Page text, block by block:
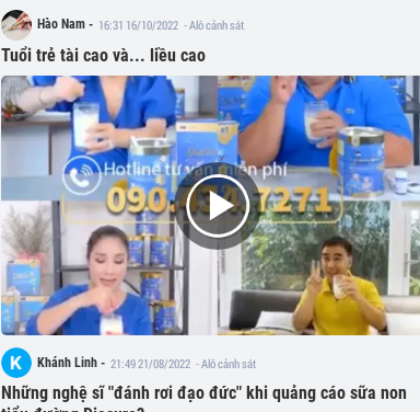
Hào Nam - 16:31 16/10/2022 - Alô cảnh sát
Tuổi trẻ tài cao và... liều cao
Khánh Linh - 21:49 21/08/2022 - Alô cảnh sát
Những nghệ sĩ "đánh rơi đạo đức" khi quảng cáo sữa non